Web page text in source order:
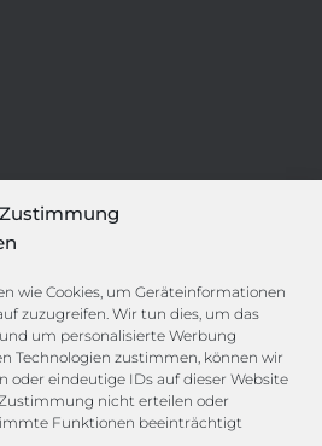
wie Cookies, um Geräteinformationen
zuzugreifen. Wir tun dies, um das
um personalisierte Werbung
Technologien zustimmen, können wir
oder eindeutige IDs auf dieser Website
nicht erteilen oder
Funktionen beeinträchtigt